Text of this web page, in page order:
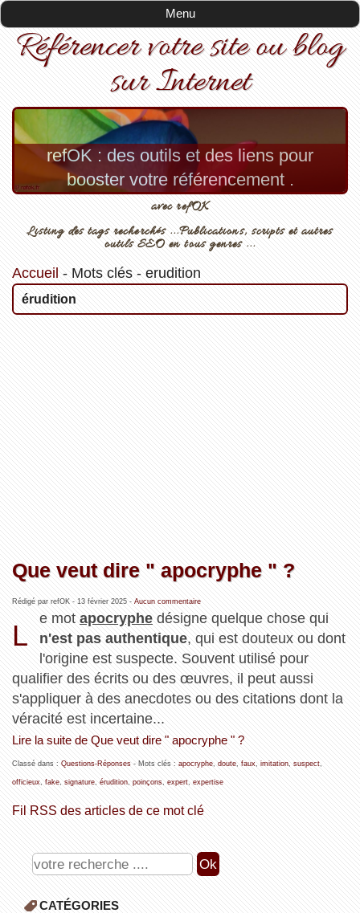
Menu
Référencer votre site ou blog
sur Internet
refOK : des outils et des liens pour
booster votre référencement .
avec refOK
Listing des tags recherchés ...Publications, scripts et autres
outils SEO en tous genres ...
Accueil - Mots clés- erudition
érudition
Que veut dire " apocryphe " ?
Rédigé par refOK - 13 février 2025- Aucun commentaire
L
e motapocryphe désigne quelque chose qui
n'est pas authentique, qui est douteux ou dont
l'origine est suspecte. Souvent utilisé pour
qualifier des écrits ou des œuvres, il peut aussi
s'appliquer à des anecdotes ou des citations dont la
véracité est incertaine...
Lire la suite de Que veut dire " apocryphe " ?
Classé dans : Questions-Réponses- Mots clés : apocryphe, doute, faux imitation, suspect,
officieux fake, signature, érudition, poinçons, expert, expertise
Fil RSS des articles de ce mot clé
CATÉGORIES